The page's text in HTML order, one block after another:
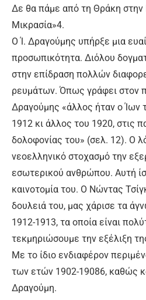
Δε θα πάμε από τη Θράκη
Μικρασία»4.
Ο Ί. Δραγούμης υπήρξε μια
προσωπικότητα. Διόλου
στην επίδραση πολλών
ρευμάτων. Όπως γράφει στον
Δραγούμης «άλλος ήταν ο Ίων
1912 κι άλλος του 1920, στις
δολοφονίας του» (σελ. 12). Ο
νεοελληνικό στοχασμό την
εσωτερικού ανθρώπου. Αυτή
καινοτομία του. Ο Νώντας
δουλειά του, μας χάρισε τα
1912-1913, τα οποία είναι
τεκμηριώσουμε την εξέλιξη
Με το ίδιο ενδιαφέρον
των ετών 1902-19086, καθώς
Δραγούμη.